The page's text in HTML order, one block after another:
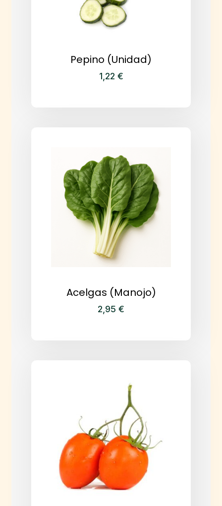
Pepino (Unidad)
1,22 €
Acelgas (manojo)
2,95 €